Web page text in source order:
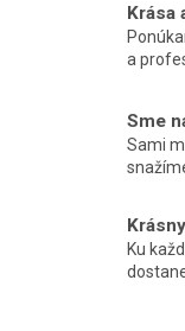
Krása
a
Sme
Sami
Ku